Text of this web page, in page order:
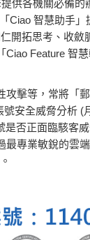
供各機關必備
智慧助手」
開拓思考、收
Feature 智
擊等，常將「
安全威脅分析
否正面臨駭客
專業敏銳的雲